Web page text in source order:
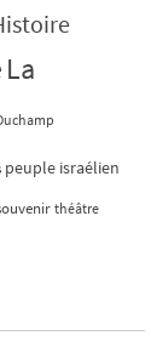
La
peuple israélien
théâtre